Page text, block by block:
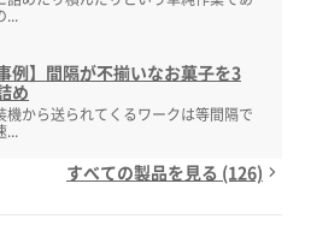
...
例】間隔が不揃いなお菓子を3
め
機から送られてくるワークは等間隔で
...
すべての製品を見る (126)